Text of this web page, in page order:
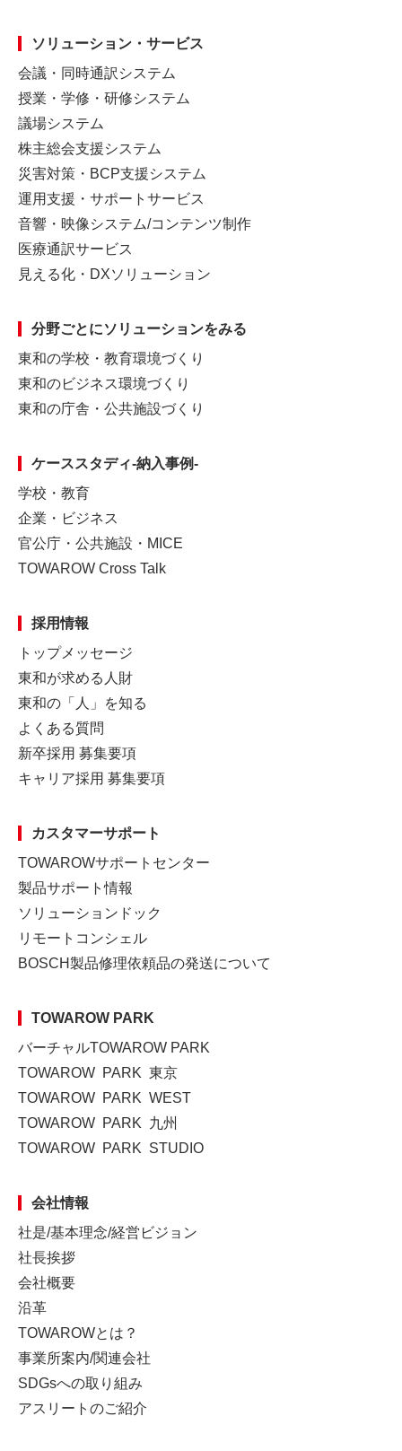
ソリューション・サービス
会議・同時通訳システム
授業・学修・研修システム
議場システム
株主総会支援システム
災害対策・BCP支援システム
運用支援・サポートサービス
音響・映像システム/コンテンツ制作
医療通訳サービス
見える化・DXソリューション
分野ごとにソリューションをみる
東和の学校・教育環境づくり
東和のビジネス環境づくり
東和の庁舎・公共施設づくり
ケーススタディ-納入事例-
学校・教育
企業・ビジネス
官公庁・公共施設・MICE
TOWAROW Cross Talk
採用情報
トップメッセージ
東和が求める人財
東和の「人」を知る
よくある質問
新卒採用 募集要項
キャリア採用 募集要項
カスタマーサポート
TOWAROWサポートセンター
製品サポート情報
ソリューションドック
リモートコンシェル
BOSCH製品修理依頼品の発送について
TOWAROW PARK
バーチャルTOWAROW PARK
TOWAROW PARK 東京
TOWAROW PARK WEST
TOWAROW PARK 九州
TOWAROW PARK STUDIO
会社情報
社是/基本理念/経営ビジョン
社長挨拶
会社概要
沿革
TOWAROWとは？
事業所案内/関連会社
SDGsへの取り組み
アスリートのご紹介